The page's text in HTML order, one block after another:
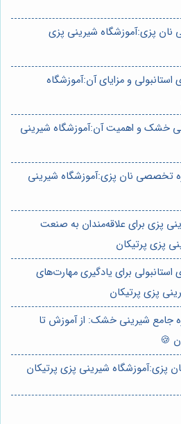
پزی:آموزشگاه شیرینی پزی
و مزایای آن:آموزشگاه
خشک و اهمیت آن:آموزشگاه شیرینی
تخصصی نان پزی:آموزشگاه شیرینی
پزی برای علاقه‌مندان به صنعت
پزی پرتیکان
برای یادگیری مهارت‌های
پزی پرتیکان
جامع شیرینی خشک: از آموزش تا
🍪
پزی:آموزشگاه شیرینی پزی پرتیکان